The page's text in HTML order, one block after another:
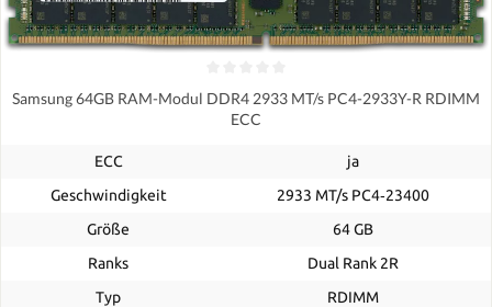
Samsung 64GB RAM-Modul DDR4 2933 MT/s PC4-2933Y-R RDIMM
ECC
ECC
ja
Geschwindigkeit
2933 MT/s PC4‑23400
Größe
64 GB
Ranks
Dual Rank 2R
Typ
RDIMM